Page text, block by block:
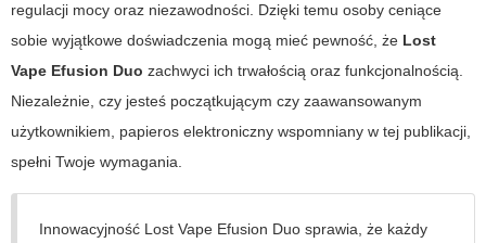
regulacji mocy oraz niezawodności. Dzięki temu osoby ceniące
sobie wyjątkowe doświadczenia mogą mieć pewność, że Lost
Vape Efusion Duo zachwyci ich trwałością oraz funkcjonalnością.
Niezależnie, czy jesteś początkującym czy zaawansowanym
użytkownikiem, papieros elektroniczny wspomniany w tej publikacji,
spełni Twoje wymagania.
Innowacyjność Lost Vape Efusion Duo sprawia, że każdy